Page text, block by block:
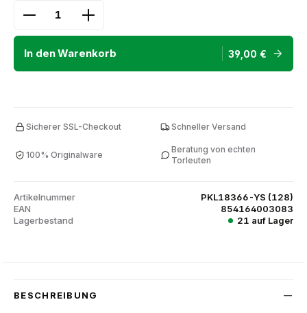
Produkt Anzahl: Gib den gewünschten Wert ein
In den Warenkorb 39,00 €
Sicherer SSL-Checkout Schneller Versand
100% Originalware
Beratung von echten
Torleuten
Artikelnummer
PKL18366-YS (128)
EAN
854164003083
Lagerbestand
21 auf Lager
BESCHREIBUNG